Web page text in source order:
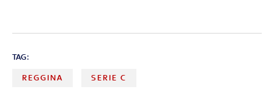
TAG:
REGGINA SERIE C